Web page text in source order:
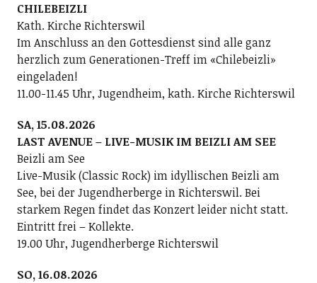
CHILEBEIZLI
Kath. Kirche Richterswil
Im Anschluss an den Gottesdienst sind alle ganz
herzlich zum Generationen-Treff im «Chilebeizli»
eingeladen!
11.00-11.45 Uhr, Jugendheim, kath. Kirche Richterswil
SA, 15.08.2026
LAST AVENUE – LIVE-MUSIK IM BEIZLI AM SEE
Beizli am See
Live-Musik (Classic Rock) im idyllischen Beizli am
See, bei der Jugendherberge in Richterswil. Bei
starkem Regen findet das Konzert leider nicht statt.
Eintritt frei – Kollekte.
19.00 Uhr, Jugendherberge Richterswil
SO, 16.08.2026